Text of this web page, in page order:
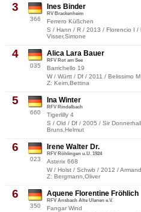
3
366
Ines Binder
RV Brackenheim
Ferrero Küßchen
S / Hann / R / 2013 / Florencio I /
Visser,Simone
4
035
Alica Lara Bauer
RFV Rot am See
Barrichello 19
W / Württ / Df / 2011 / Belissimo
Z: Keim,Bettina
5
660
Ina Winter
RFV Rindelbach
Tigerlilly 4
S / Old / Df / 2005 / Sir
Bruns,Helmut
6
023
Irene Walter Dr.
RFV Röhlingen u.U. 1924
Asterix 668
W / Holst / Schwb / 2012 /
Z: Bergmann,Oliver
6
350
Aquene Florentine Fröhlich
RFV Ansbach Alte Ulanen e.V.
Fangar Wind